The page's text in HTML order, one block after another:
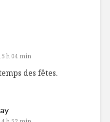
h 04 min
des fêtes.